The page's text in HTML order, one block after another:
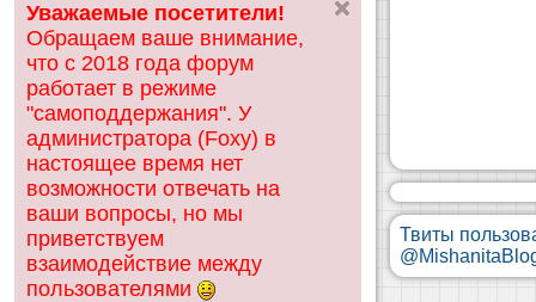
ск
Уважаемые посетители!
Обращаем ваше внимание,
что с 2018 года форум
работает в режиме
"самоподдержания". У
администратора (Foxy) в
настоящее время нет
возможности отвечать на
ваши вопросы, но мы
приветствуем
взаимодействие между
пользователями
Твиты